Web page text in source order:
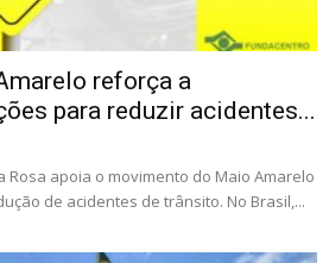
reforça a
para reduzir acidentes...
Rosa apoia o movimento do Maio Amarelo
de acidentes de trânsito. No Brasil,...